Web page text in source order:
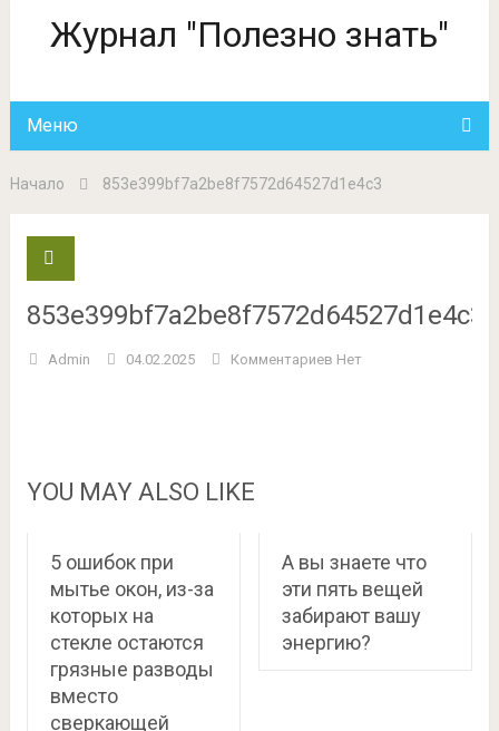
Журнал "Полезно знать"
Меню
Начало 853e399bf7a2be8f7572d64527d1e4c3
853e399bf7a2be8f7572d64527d1e4c3
Admin 04.02.2025 Комментариев Нет
YOU MAY ALSO LIKE
5 ошибок при
мытье окон, из-за
которых на
стекле остаются
грязные разводы
вместо
сверкающей
А вы знаете что
эти пять вещей
забирают вашу
энергию?